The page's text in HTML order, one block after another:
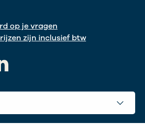
op je vragen
zijn inclusief btw
LinkedIn